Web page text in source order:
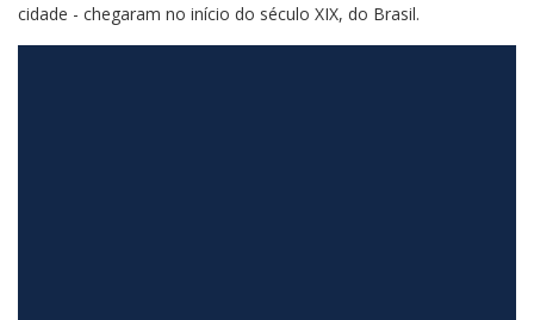
cidade - chegaram no início do século XIX, do Brasil.